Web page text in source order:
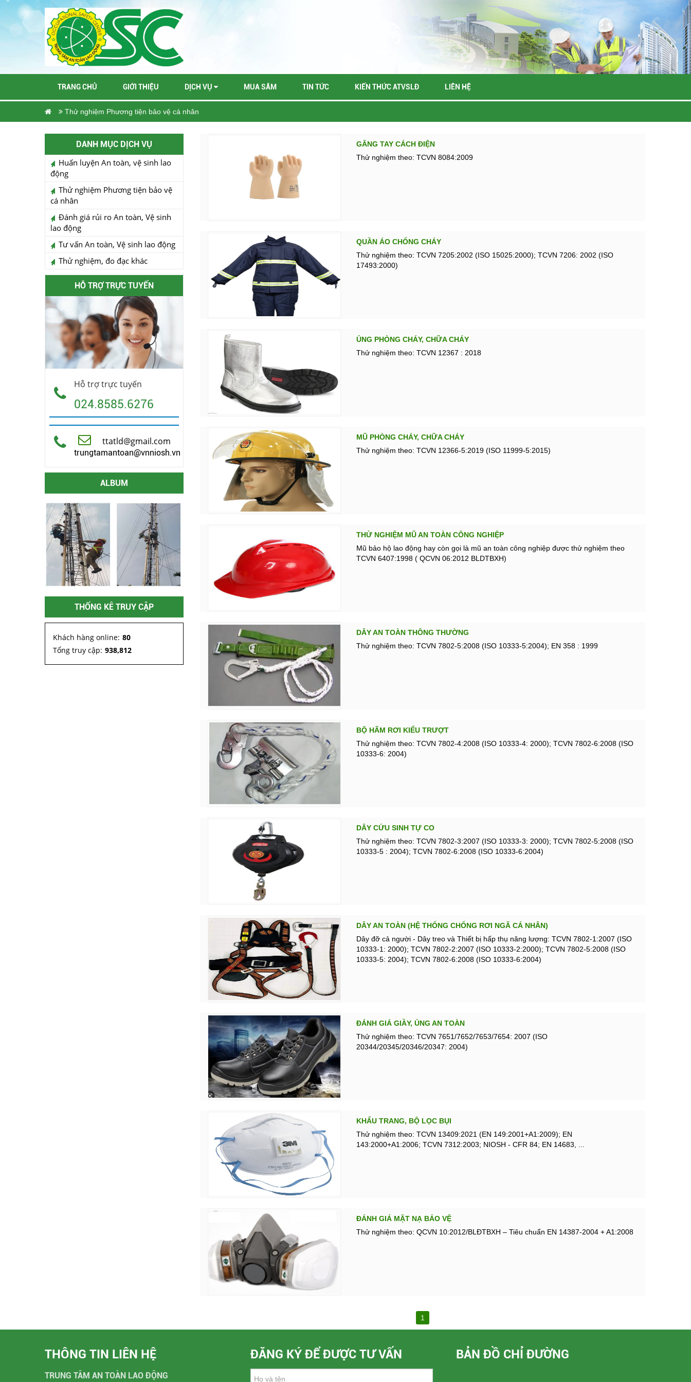
TRANG CHỦ GIỚI THIỆU DỊCH VỤ MUA SẮM TIN TỨC KIẾN THỨC ATVSLĐ LIÊN HỆ
Thử nghiệm Phương tiện bảo vệ cá nhân
DANH MỤC DỊCH VỤ
Huấn luyện An toàn, vệ sinh lao
động
Thử nghiệm Phương tiện bảo vệ
cá nhân
Đánh giá rủi ro An toàn, Vệ sinh
lao động
Tư vấn An toàn, Vệ sinh lao động
Thử nghiệm, đo đạc khác
HỖ TRỢ TRỰC TUYẾN
Hỗ trợ trực tuyến
024.8585.6276
ttatld@gmail.com
trungtamantoan@vnniosh.vn
ALBUM
THỐNG KÊ TRUY CẬP
Khách hàng online: 80
Tổng truy cập: 938,812
GĂNG TAY CÁCH ĐIỆN
Thử nghiệm theo: TCVN 8084:2009
QUẦN ÁO CHỐNG CHÁY
Thử nghiệm theo: TCVN 7205:2002 (ISO 15025:2000); TCVN 7206: 2002 (ISO
17493:2000)
ỦNG PHÒNG CHÁY, CHỮA CHÁY
Thử nghiệm theo: TCVN 12367 : 2018
MŨ PHÒNG CHÁY, CHỮA CHÁY
Thử nghiệm theo: TCVN 12366-5:2019 (ISO 11999-5:2015)
THỬ NGHIỆM MŨ AN TOÀN CÔNG NGHIỆP
Mũ bảo hộ lao động hay còn gọi là mũ an toàn công nghiệp được thử nghiệm theo
TCVN 6407:1998 ( QCVN 06:2012 BLDTBXH)
DÂY AN TOÀN THÔNG THƯỜNG
Thử nghiệm theo: TCVN 7802-5:2008 (ISO 10333-5:2004); EN 358 : 1999
BỘ HÃM RƠI KIỂU TRƯỢT
Thử nghiệm theo: TCVN 7802-4:2008 (ISO 10333-4: 2000); TCVN 7802-6:2008 (ISO
10333-6: 2004)
DÂY CỨU SINH TỰ CO
Thử nghiệm theo: TCVN 7802-3:2007 (ISO 10333-3: 2000); TCVN 7802-5:2008 (ISO
10333-5 : 2004); TCVN 7802-6:2008 (ISO 10333-6:2004)
DÂY AN TOÀN (HỆ THỐNG CHỐNG RƠI NGÃ CÁ NHÂN)
Dây đỡ cả người - Dây treo và Thiết bị hấp thụ năng lượng: TCVN 7802-1:2007 (ISO
10333-1: 2000); TCVN 7802-2:2007 (ISO 10333-2:2000); TCVN 7802-5:2008 (ISO
10333-5: 2004); TCVN 7802-6:2008 (ISO 10333-6:2004)
ĐÁNH GIÁ GIẦY, ỦNG AN TOÀN
Thử nghiệm theo: TCVN 7651/7652/7653/7654: 2007 (ISO
20344/20345/20346/20347: 2004)
KHẨU TRANG, BỘ LỌC BỤI
Thử nghiệm theo: TCVN 13409:2021 (EN 149:2001+A1:2009); EN
143:2000+A1:2006; TCVN 7312:2003; NIOSH - CFR 84; EN 14683, ...
ĐÁNH GIÁ MẶT NẠ BẢO VỆ
Thử nghiệm theo: QCVN 10:2012/BLĐTBXH – Tiêu chuẩn EN 14387-2004 + A1:2008
1
THÔNG TIN LIÊN HỆ
TRUNG TÂM AN TOÀN LAO ĐỘNG
ĐĂNG KÝ ĐỂ ĐƯỢC TƯ VẤN BẢN ĐỒ CHỈ ĐƯỜNG